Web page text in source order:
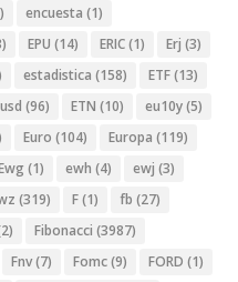
encuesta (1)
EPU (14) ERIC(1) Erj (3)
estadistica (158) ETF(13)
(96) ETN (10) eu10y(5)
Euro (104) Europa (119)
(1) ewh (4) ewj (3)
(319) F(1) fb (27)
Fibonacci (3987)
Fnv(7) Fomc(9) FORD (1)